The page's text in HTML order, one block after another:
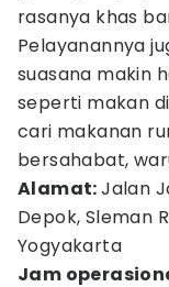
rasanya khas
Pelayanannya
suasana makin
seperti makan
cari makanan
bersahabat,
Alamat:Jalan
Depok, Sleman
Yogyakarta
Jam